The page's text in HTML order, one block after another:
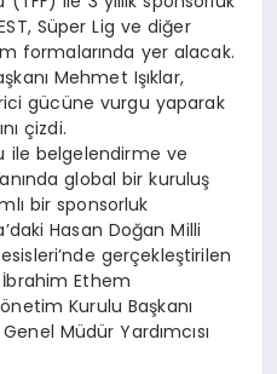
Süper Lig ve diğer
formalarında yer alacak.
Mehmet Işıklar,
gücüne vurgu yaparak
çizdi.
ile belgelendirme ve
global bir kuruluş
bir sponsorluk
Hasan Doğan Milli
gerçekleştirilen
İbrahim Ethem
Kurulu Başkanı
Müdür Yardımcısı